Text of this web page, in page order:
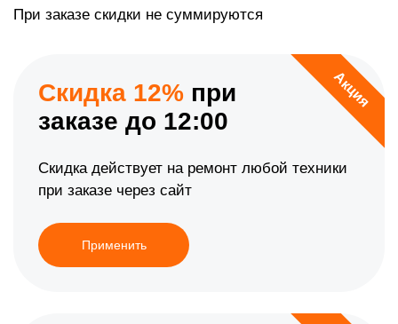
При заказе скидки не суммируются
Акция
Скидка 12% при
заказе до 12:00
Скидка действует на ремонт любой техники
при заказе через сайт
Применить